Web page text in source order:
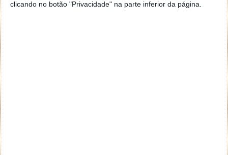
clicando no botão "Privacidade" na parte inferior da página.
O homem cobriu o rosto com as mãos e, em